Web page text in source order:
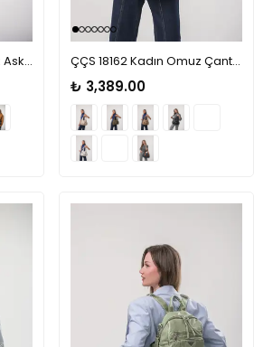
ÇÇS 18108 Kadın Çapraz Askılı El Çantası ÇÇS 18162 Kadın Omuz Çantası
₺ 3,389.00